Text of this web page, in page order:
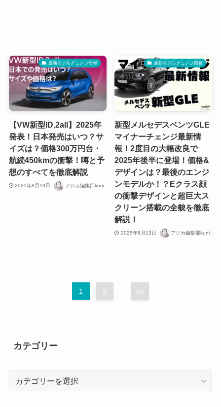
最新モデルチェンジ情報
【VW新型ID.2all】2025年
発表！日本発売はいつ？サ
イズは？価格300万円台・
航続450kmの衝撃！噂と予
想のすべてを徹底解説
2025年8月13日 アジカ編集部kuni
最新モデルチェンジ情報
新型メルセデスベンツGLE
マイナーチェンジ最新情
報！2度目の大幅改良で
2025年後半に登場！価格&
デザインは？最後のエンジ
ンモデルか！？Eクラス顔
の衝撃デザインと超巨大ス
クリーン搭載の全貌を徹底
解説！
2025年8月13日 アジカ編集部kuni
1 2 56
カテゴリー